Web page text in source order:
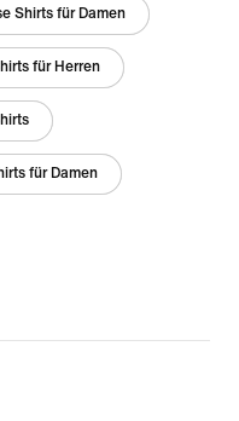
Shirts für Damen
für Herren
für Damen